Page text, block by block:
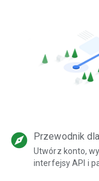
explore Przewodnik
Utwórz konto,
interfejsy API i